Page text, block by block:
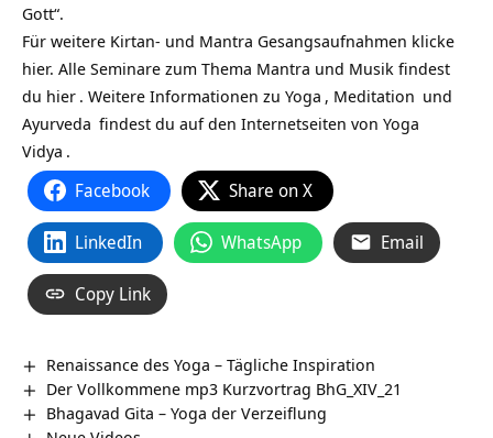
Gott“.
Für weitere Kirtan- und Mantra Gesangsaufnahmen klicke
hier. Alle Seminare zum Thema Mantra und Musik findest
du hier . Weitere Informationen zu Yoga , Meditation und
Ayurveda findest du auf den Internetseiten von Yoga
Vidya .
Facebook Share on X
LinkedIn WhatsApp Email
Copy Link
Renaissance des Yoga – Tägliche Inspiration
Der Vollkommene mp3 Kurzvortrag BhG_XIV_21
Bhagavad Gita – Yoga der Verzeiflung